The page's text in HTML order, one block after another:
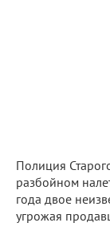
Полиция
разбойном
года двое
угрожая